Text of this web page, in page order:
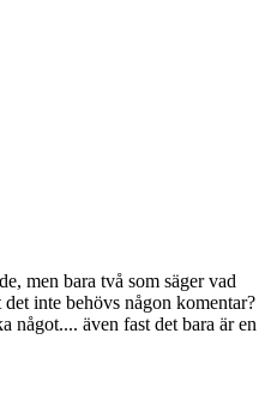
men bara två som säger vad
inte behövs någon komentar?
något.... även fast det bara är en